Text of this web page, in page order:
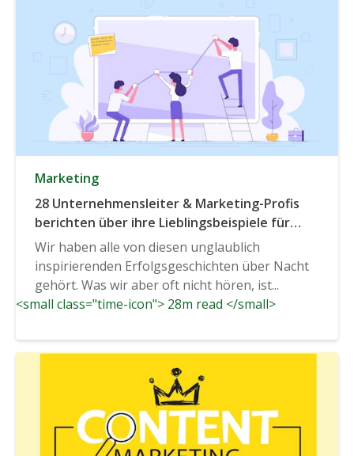
Marketing
28 Unternehmensleiter & Marketing-Profis
berichten über ihre Lieblingsbeispiele für
spezifische Durchbrüche, die zu einem
schnellen Unternehmenswachstum führten
Wir haben alle von diesen unglaublich
inspirierenden Erfolgsgeschichten über Nacht
gehört. Was wir aber oft nicht hören, ist...
<small class="time-icon"> 28m read </small>